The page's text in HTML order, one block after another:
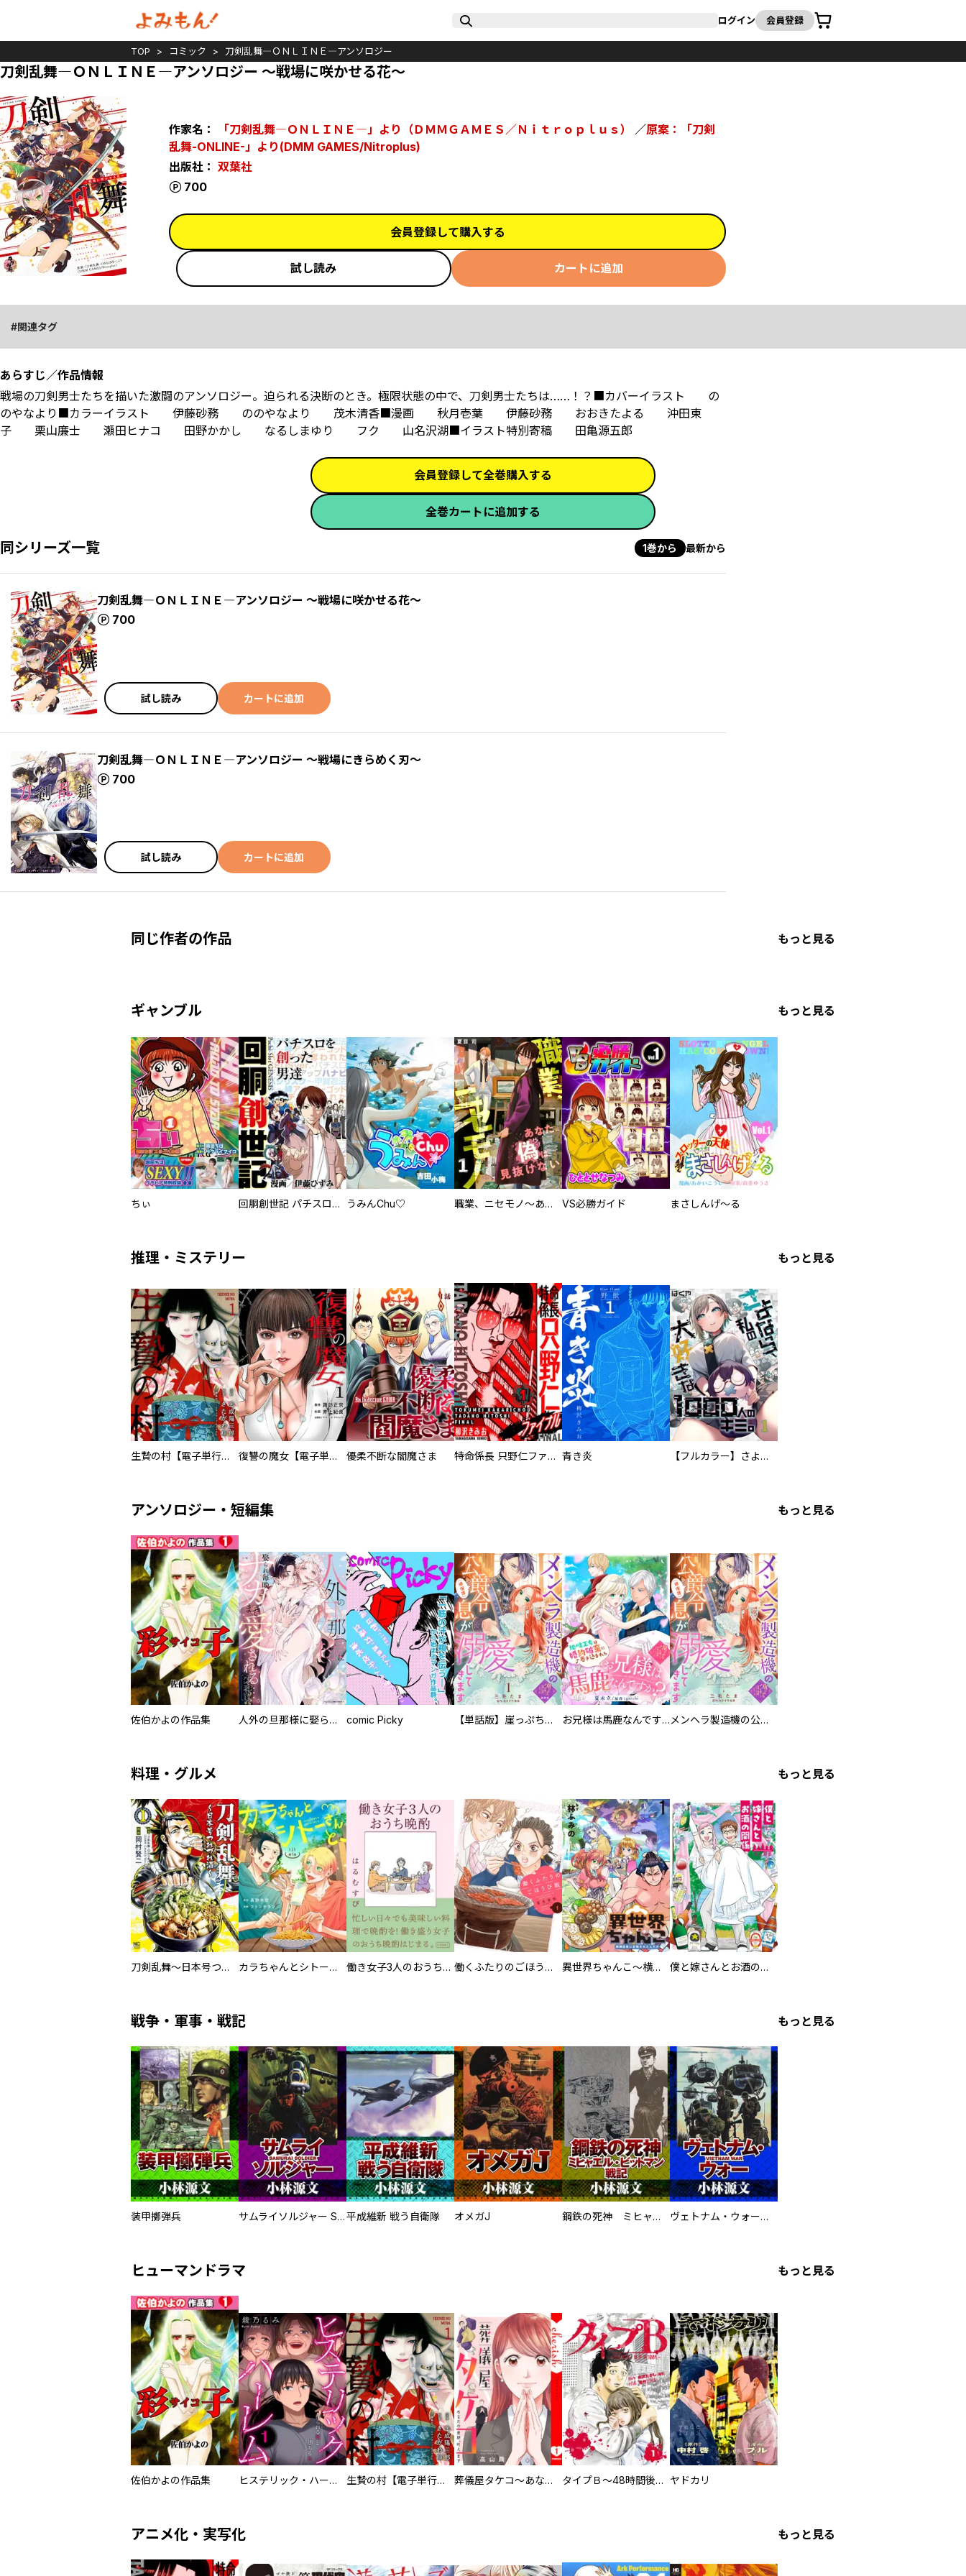
ログイン 会員登録
カート
TOP コミック 刀剣乱舞―ＯＮＬＩＮＥ―アンソロジー
刀剣乱舞―ＯＮＬＩＮＥ―アンソロジー ～戦場に咲かせる花～
作家名： 「刀剣乱舞―ＯＮＬＩＮＥ―」より（ＤＭＭＧＡＭＥＳ／Ｎｉｔｒｏｐｌｕｓ） ／原案：「刀剣
乱舞-ONLINE-」より(DMM GAMES/Nitroplus)
出版社： 双葉社
700
ポイント
会員登録して購入する
試し読み カートに追加
関連タグ
あらすじ／作品情報
戦場の刀剣男士たちを描いた激闘のアンソロジー。迫られる決断のとき。極限状態の中で、刀剣男士たちは……！？■カバーイラスト の
のやなより■カラーイラスト 伊藤砂務 ののやなより 茂木清香■漫画 秋月壱葉 伊藤砂務 おおきたよる 沖田東
子 栗山廉士 瀬田ヒナコ 田野かかし なるしまゆり フク 山名沢湖■イラスト特別寄稿 田亀源五郎
会員登録して全巻購入する
全巻カートに追加する
同シリーズ一覧 1巻から 最新から
刀剣乱舞―ＯＮＬＩＮＥ―アンソロジー ～戦場に咲かせる花～
700
ポイント
試し読み カートに追加
刀剣乱舞―ＯＮＬＩＮＥ―アンソロジー ～戦場にきらめく刃～
700
ポイント
試し読み カートに追加
同じ作者の作品 もっと見る
ギャンブル もっと見る
ちぃ 回胴創世記 パチスロを創った男達 うみんChu♡ 職業、ニセモノ～あなたに偽は見抜けない【電子単行本版】 VS必勝ガイド まさしんげ～る
推理・ミステリー もっと見る
生贄の村【電子単行本版】 復讐の魔女【電子単行本版】 優柔不断な閻魔さま 特命係長 只野仁ファイナル 愛蔵版 青き炎 【フルカラー】さよなら、私の大好きな１０００人のキミ。
アンソロジー・短編集 もっと見る
佐伯かよの作品集 人外の旦那様に娶られ毎晩ナカまで愛される…。アンソロジー comic Picky 【単話版】崖っぷち令嬢ですが、意地と策略で幸せになります！シリーズ お兄様は馬鹿なんですか？～地味王女は婚約破棄に巻き込まれる～ メンヘラ製造機の公爵令息（過保護）が溺愛してきます
料理・グルメ もっと見る
刀剣乱舞～日本号つれづれ酒～ カラちゃんとシトーさんと、 【分冊版】 働き女子3人のおうち晩酌 働くふたりのごほうび飯 異世界ちゃんこ～横綱目前に召喚されたんだが～ 【連載版】 僕と嫁さんとお酒の関係
戦争・軍事・戦記 もっと見る
装甲擲弾兵 サムライソルジャー SAMURAI SOLDIER平成維新 戦う自衛隊 オメガJ 鋼鉄の死神 ミヒャエル・ビットマン戦記 ヴェトナム・ウォー VIETNAM WAR
ヒューマンドラマ もっと見る
佐伯かよの作品集 ヒステリック・ハーレム～搾られる男と堕ちる女～【電子単行本版】 生贄の村【電子単行本版】 葬儀屋タケコ～あなたの最期、叶えます【電子単行本版】 タイプＢ～48時間後、致死率100％～【単話】 ヤドカリ
アニメ化・実写化 もっと見る